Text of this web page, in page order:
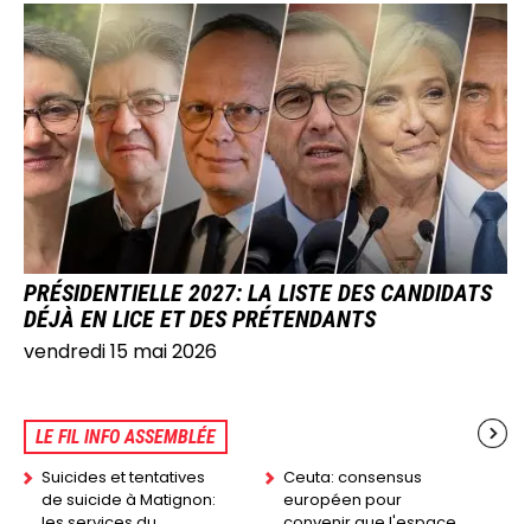
IMAGE
PRÉSIDENTIELLE 2027: LA LISTE DES CANDIDATS
DÉJÀ EN LICE ET DES PRÉTENDANTS
vendredi 15 mai 2026
LE FIL INFO ASSEMBLÉE
Suicides et tentatives
de suicide à Matignon:
Ceuta: consensus
européen pour